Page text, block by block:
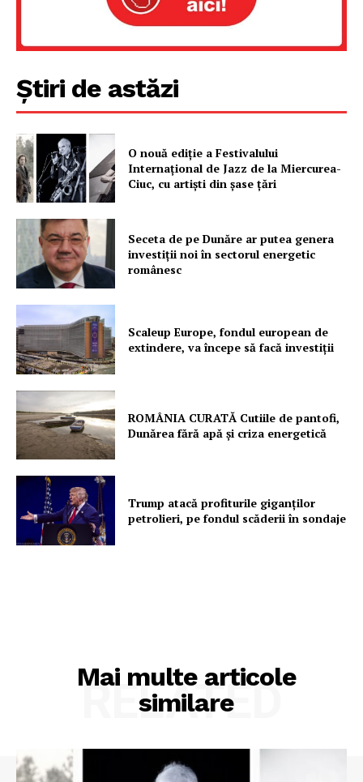
Știri de astăzi
O nouă ediţie a Festivalului
Internaţional de Jazz de la Miercurea-
Ciuc, cu artişti din şase ţări
Seceta de pe Dunăre ar putea genera
investiții noi în sectorul energetic
românesc
Scaleup Europe, fondul european de
extindere, va începe să facă investiții
ROMÂNIA CURATĂ Cutiile de pantofi,
Dunărea fără apă și criza energetică
Trump atacă profiturile giganților
petrolieri, pe fondul scăderii în sondaje
Mai multe articole
similare
RELATED